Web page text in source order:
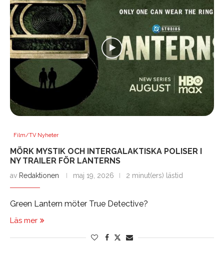
Film/TV Nyheter
MÖRK MYSTIK OCH INTERGALAKTISKA POLISER I
NY TRAILER FÖR LANTERNS
av Redaktionen maj 19, 2026 2 minut(ers) lästid
Green Lantern möter True Detective?
Läs mer